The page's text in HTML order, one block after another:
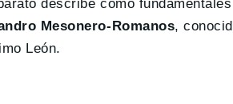
describe como fundamentales
Mesonero-Romanos,
León.